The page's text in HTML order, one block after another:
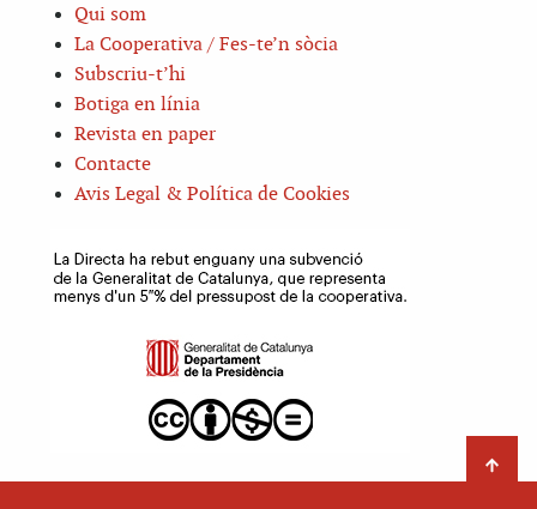
Qui som
La Cooperativa / Fes-te’n sòcia
Subscriu-t’hi
Botiga en línia
Revista en paper
Contacte
Avis Legal & Política de Cookies